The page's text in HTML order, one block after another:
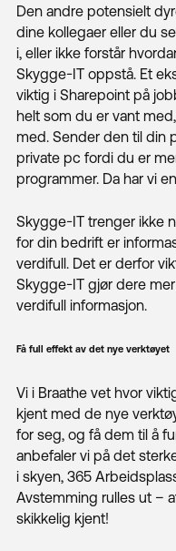
Bærekraftig IT
Blogg
Kontakt
Den andre potensielt
dine kollegaer eller du
i, eller ikke forstår
Skygge-IT oppstå. Et
viktig i Sharepoint på
helt som du er vant
med. Sender den til din
private pc fordi du er
programmer. Da har vi
Skygge-IT trenger ikke
for din bedrift er
verdifull. Det er derfor
Skygge-IT gjør dere
verdifull informasjon.
Få full effekt av det nye verktøyet
Vi i Braathe vet hvor
kjent med de nye
for seg, og få dem til å
anbefaler vi på det
i skyen, 365
Avstemming rulles ut –
skikkelig kjent!